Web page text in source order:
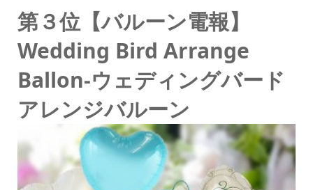
第３位【バルーン電報】
Wedding Bird Arrange
Ballon-ウェディングバード
アレンジバルーン